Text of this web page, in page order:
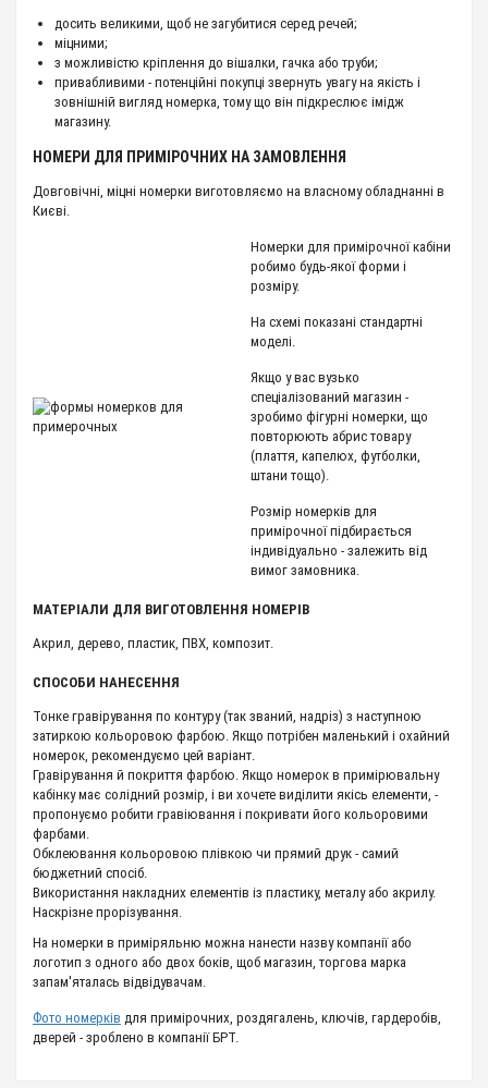
досить великими, щоб не загубитися серед речей;
міцними;
з можливістю кріплення до вішалки, гачка або труби;
привабливими - потенційні покупці звернуть увагу на якість і
зовнішній вигляд номерка, тому що він підкреслює імідж
магазину.
НОМЕРИ ДЛЯ ПРИМІРОЧНИХ НА ЗАМОВЛЕННЯ
Довговічні, міцні номерки виготовляємо на власному обладнанні в
Києві.
Номерки для примірочної кабіни
робимо будь-якої форми і
розміру.
На схемі показані стандартні
моделі.
Якщо у вас вузько
спеціалізований магазин -
зробимо фігурні номерки, що
повторюють абрис товару
(плаття, капелюх, футболки,
штани тощо).
Розмір номерків для
примірочної підбирається
індивідуально - залежить від
вимог замовника.
МАТЕРІАЛИ ДЛЯ ВИГОТОВЛЕННЯ НОМЕРІВ
Акрил, дерево, пластик, ПВХ, композит.
СПОСОБИ НАНЕСЕННЯ
Тонке гравірування по контуру (так званий, надріз) з наступною
затиркою кольоровою фарбою. Якщо потрібен маленький і охайний
номерок, рекомендуємо цей варіант.
Гравірування й покриття фарбою. Якщо номерок в примірювальну
кабінку має солідний розмір, і ви хочете виділити якісь елементи, -
пропонуємо робити гравіювання і покривати його кольоровими
фарбами.
Обклеювання кольоровою плівкою чи прямий друк - самий
бюджетний спосіб.
Використання накладних елементів із пластику, металу або акрилу.
Наскрізне прорізування.
На номерки в приміряльню можна нанести назву компанії або
логотип з одного або двох боків, щоб магазин, торгова марка
запам'яталась відвідувачам.
Фото номерків для примірочних, роздягалень, ключів, гардеробів,
дверей - зроблено в компанії БРТ.